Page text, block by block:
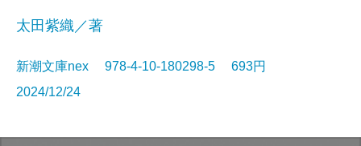
太田紫織／著
新潮文庫nex 978-4-10-180298-5 693円
2024/12/24